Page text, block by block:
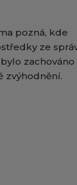
pozná, kde
ze
zachováno
zvýhodnění.